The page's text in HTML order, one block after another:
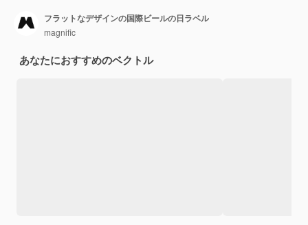
フラットなデザインの国際ビールの日ラベル
magnific
あなたにおすすめのベクトル